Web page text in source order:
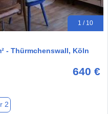
1 / 10
- Thürmchenswall, Köln
640 €
2